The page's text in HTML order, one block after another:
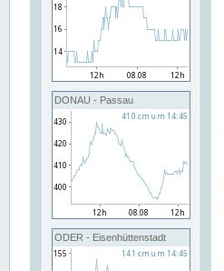
DONAU - Passau
ODER - Eisenhüttenstadt